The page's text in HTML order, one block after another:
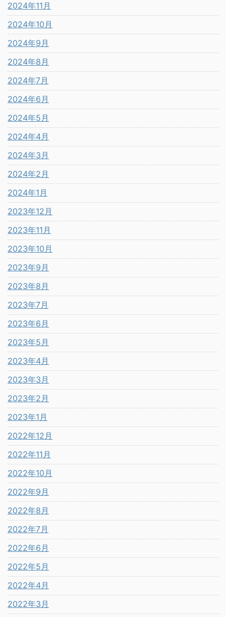
2024年11月
2024年10月
2024年9月
2024年8月
2024年7月
2024年6月
2024年5月
2024年4月
2024年3月
2024年2月
2024年1月
2023年12月
2023年11月
2023年10月
2023年9月
2023年8月
2023年7月
2023年6月
2023年5月
2023年4月
2023年3月
2023年2月
2023年1月
2022年12月
2022年11月
2022年10月
2022年9月
2022年8月
2022年7月
2022年6月
2022年5月
2022年4月
2022年3月